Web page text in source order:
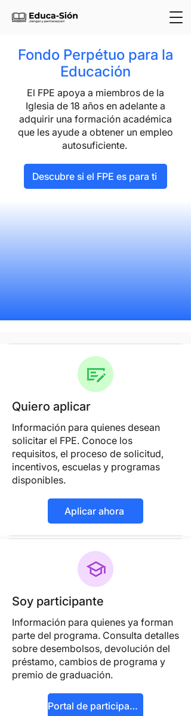
Fondo Perpétuo para la
Educación
El FPE apoya a miembros de la
Iglesia de 18 años en adelante a
adquirir una formación académica
que les ayude a obtener un empleo
autosuficiente.
Descubre si el FPE es para ti
Quiero aplicar
Información para quienes desean
solicitar el FPE. Conoce los
requisitos, el proceso de solicitud,
incentivos, escuelas y programas
disponibles.
Aplicar ahora
Soy participante
Información para quienes ya forman
parte del programa. Consulta detalles
sobre desembolsos, devolución del
préstamo, cambios de programa y
premio de graduación.
Portal de participantes